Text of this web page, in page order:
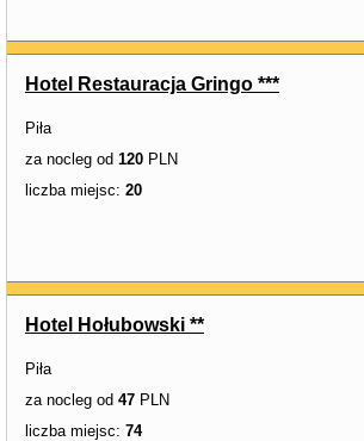
Hotel Restauracja Gringo ***
Piła
za nocleg od 120 PLN
liczba miejsc: 20
Hotel Hołubowski **
Piła
za nocleg od 47 PLN
liczba miejsc: 74